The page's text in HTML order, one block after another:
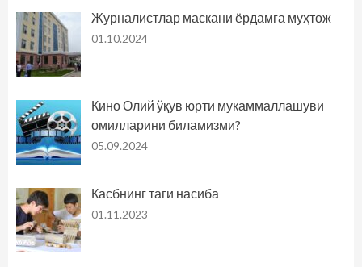
Журналистлар маскани ёрдамга муҳтож
01.10.2024
Кино Олий ўқув юрти мукаммаллашуви
омилларини биламизми?
05.09.2024
Касбнинг таги насиба
01.11.2023